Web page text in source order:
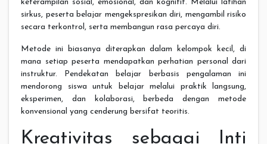
keterampilan sosial, emosional, dan kognitif. Melalui latihan
sirkus, peserta belajar mengekspresikan diri, mengambil risiko
secara terkontrol, serta membangun rasa percaya diri.
Metode ini biasanya diterapkan dalam kelompok kecil, di
mana setiap peserta mendapatkan perhatian personal dari
instruktur. Pendekatan belajar berbasis pengalaman ini
mendorong siswa untuk belajar melalui praktik langsung,
eksperimen, dan kolaborasi, berbeda dengan metode
konvensional yang cenderung bersifat teoritis.
Kreativitas sebagai Inti